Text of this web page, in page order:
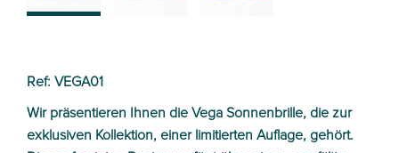
Ref: VEGA01
Wir präsentieren Ihnen die Vega Sonnenbrille, die zur
exklusiven Kollektion, einer limitierten Auflage, gehört.